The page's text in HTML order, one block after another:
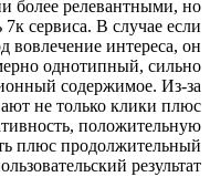
более
роль 7к сервиса. В
под вовлечение
чрезмерно однотипный,
учитывают не только
вариативность,
плюс
пользовательский